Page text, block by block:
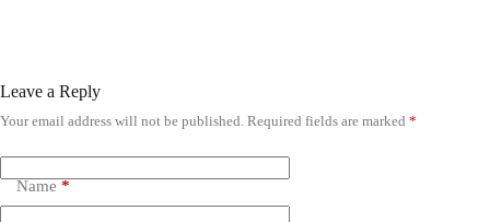
Leave a Reply
Your email address will not be published. Required fields are marked *
Name *